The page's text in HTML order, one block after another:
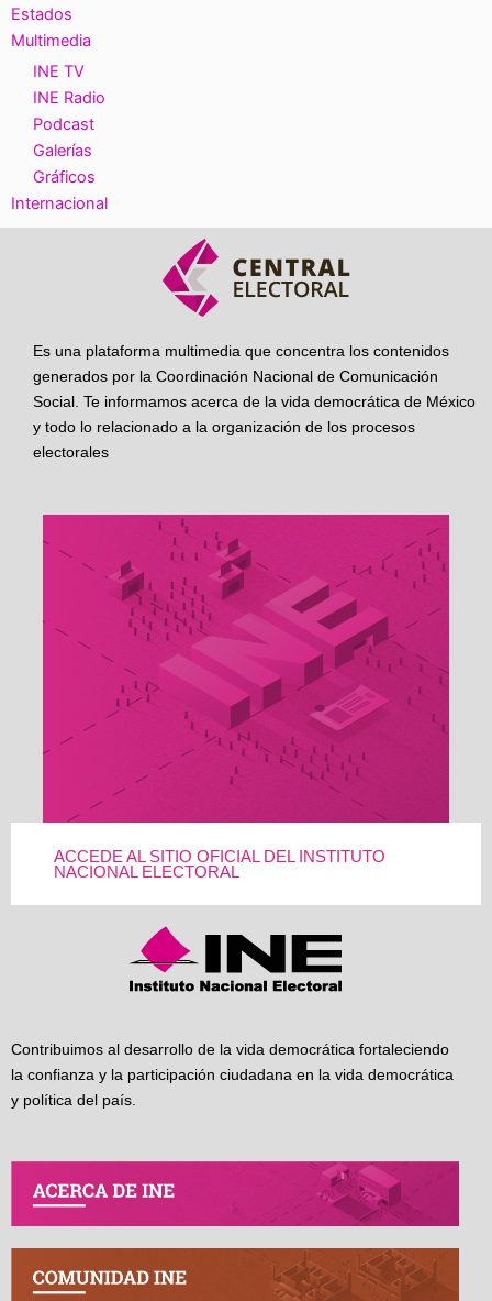
Estados
Multimedia
INE TV
INE Radio
Podcast
Galerías
Gráficos
Internacional
Es una plataforma multimedia que concentra los contenidos
generados por la Coordinación Nacional de Comunicación
Social. Te informamos acerca de la vida democrática de México
y todo lo relacionado a la organización de los procesos
electorales
ACCEDE AL SITIO OFICIAL DEL INSTITUTO
NACIONAL ELECTORAL
Contribuimos al desarrollo de la vida democrática fortaleciendo
la confianza y la participación ciudadana en la vida democrática
y política del país.